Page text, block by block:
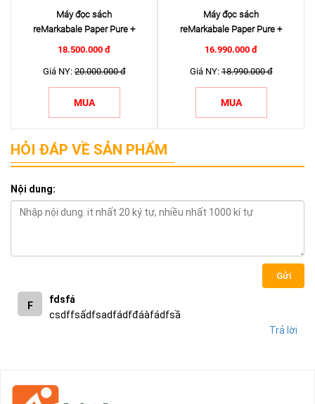
Máy đọc sách
reMarkabale Paper Pure +
Bút Marker ...
18.500.000 đ
Giá NY:20.000.000 đ
MUA
Máy đọc sách
reMarkabale Paper Pure +
Bút Marker
16.990.000 đ
Giá NY:18.990.000 đ
MUA
HỎI ĐÁP VỀ SẢN PHẨM
Nội dung:
Gửi
F
fdsfá
csdffsấdfsadfádfđáàfádfsầ
Trả lời